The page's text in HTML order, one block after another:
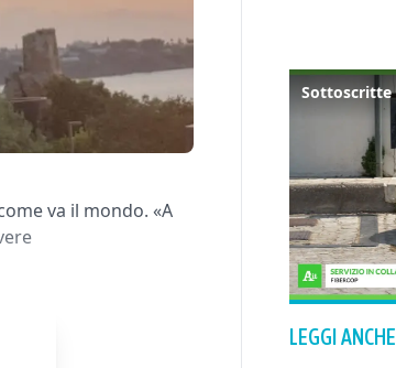
va il mondo. «A
LEGGI ANCHE